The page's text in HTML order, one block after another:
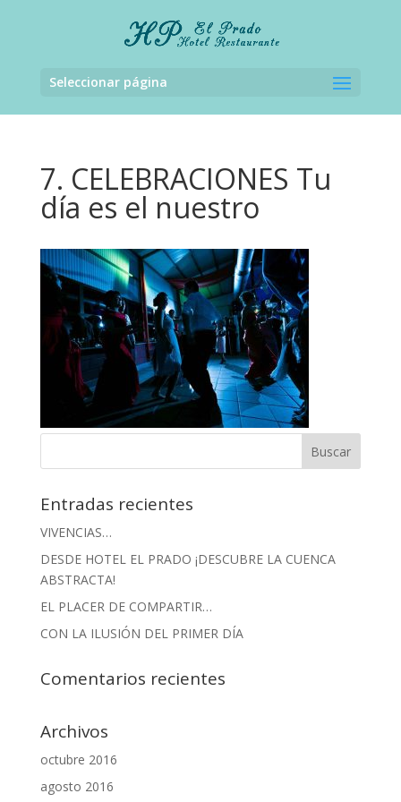
Seleccionar página
7. CELEBRACIONES Tu
día es el nuestro
Entradas recientes
VIVENCIAS…
DESDE HOTEL EL PRADO ¡DESCUBRE LA CUENCA
ABSTRACTA!
EL PLACER DE COMPARTIR…
CON LA ILUSIÓN DEL PRIMER DÍA
Comentarios recientes
Archivos
octubre 2016
agosto 2016